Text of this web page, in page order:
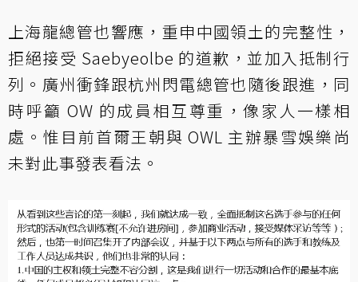
上海龍總管也響應 ，重申中國領土的完整性，
拒絕接受 Saebyeolbe 的道歉，並加入抵制行
列。 廣州衝鋒跟杭州閃電總管也隨後跟進，同
時呼籲 OW 的成員相互尊重，像家人一樣相
處。惟目前首爾王朝與 OWL 主辦暴雪娛樂尚
未對此事發表看法。